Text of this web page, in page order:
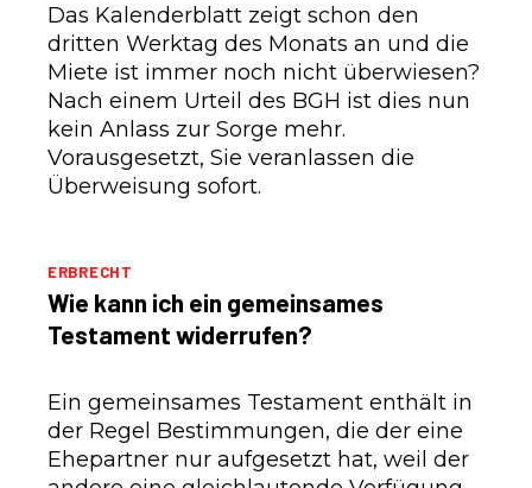
Das Kalenderblatt zeigt schon den
dritten Werktag des Monats an und die
Miete ist immer noch nicht überwiesen?
Nach einem Urteil des BGH ist dies nun
kein Anlass zur Sorge mehr.
Vorausgesetzt, Sie veranlassen die
Überweisung sofort.
ERBRECHT
Wie kann ich ein gemeinsames
Testament widerrufen?
Ein gemeinsames Testament enthält in
der Regel Bestimmungen, die der eine
Ehepartner nur aufgesetzt hat, weil der